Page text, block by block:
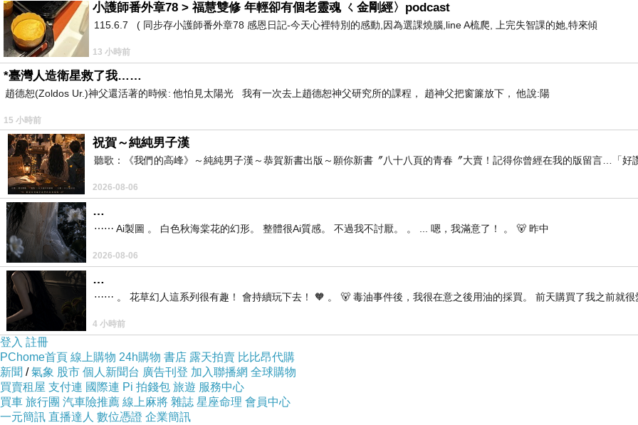
小護師番外章78 > 福慧雙修 年輕卻有個老靈魂 ㄑ金剛經〉podcast
115.6.7 ( 同步存小護師番外章78 感恩日記-今天心裡特別的感動,因為選課燒腦,line A梳爬, 上完失智課的她,特來傾
13 小時前
*臺灣人造衛星救了我……
趙德恕(Zoldos Ur.)神父還活著的時候: 他怕見太陽光 我有一次去上趙德恕神父研究所的課程， 趙神父把窗簾放下， 他說:陽
15 小時前
祝賀～純純男子漢
聽歌：《我們的高峰》～純純男子漢～恭賀新書出版～願你新書〞八十八頁的青春〞大賣！記得你曾經在我的版留言…「好
2026-08-06
…
⋯⋯ Ai製圖 。 白色秋海棠花的幻形。 整體很Ai質感。 不過我不討厭。 。 ... 嗯，我滿意了！ 。 🐻 昨中
2026-08-06
…
⋯⋯ 。 花草幻人這系列很有趣！ 會持續玩下去！ 🧡 。 🐻 毒油事件後，我很在意之後用油的採買。 前天購買了我之前就很
4 小時前
登入 註冊
PChome首頁 線上購物 24h購物 書店 露天拍賣 比比昂代購
新聞 /氣象 股市 個人新聞台 廣告刊登 加入聯播網 全球購物
買賣租屋 支付連 國際連 Pi 拍錢包 旅遊 服務中心
買車 旅行團 汽車險推薦 線上麻將 雜誌 星座命理 會員中心
一元簡訊 直播達人 數位憑證 企業簡訊